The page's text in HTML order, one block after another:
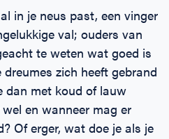
in je neus past, een vinger
val; ouders van
te weten wat goed is
zich heeft gebrand
dan met koud of lauw
en wanneer mag er
Of erger, wat doe je als je